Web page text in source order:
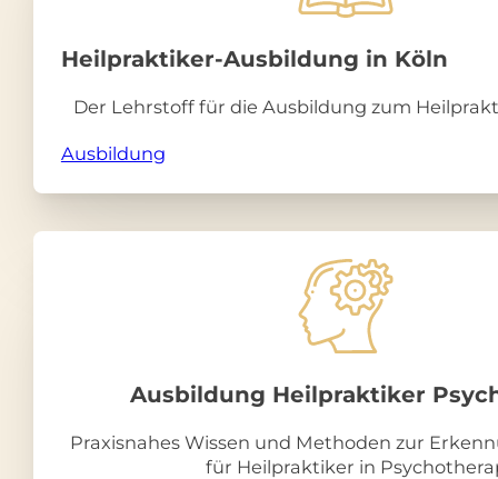
Heilpraktiker-Ausbildung in Köln
Der Lehrstoff für die Ausbildung zum
Ausbildung
Ausbildung Heilpraktiker
Praxisnahes Wissen und Methoden zur
für Heilpraktiker in